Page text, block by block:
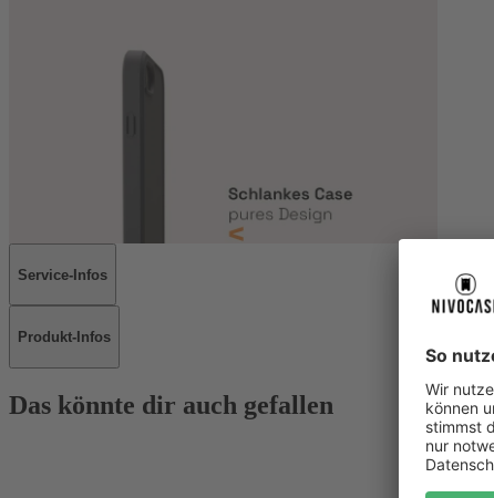
Service-Infos
Produkt-Infos
Das könnte dir auch gefallen